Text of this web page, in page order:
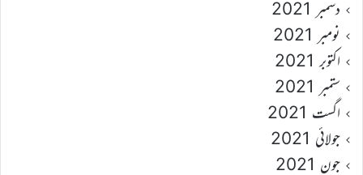
دسمبر 2021
نومبر 2021
اکتوبر 2021
ستمبر 2021
اگست 2021
جولائی 2021
جون 2021